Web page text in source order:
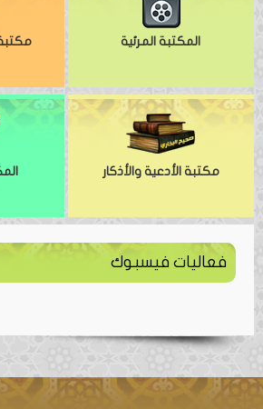
المكتبة المرئية
مكتبة الأدعية والأذكار
فعاليات فيسبوك